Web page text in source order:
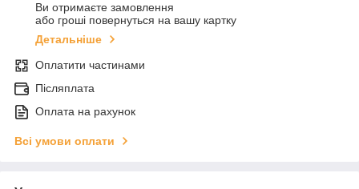
Ви отримаєте замовлення
або гроші повернуться на вашу картку
Детальніше
Оплатити частинами
Післяплата
Оплата на рахунок
Всі умови оплати